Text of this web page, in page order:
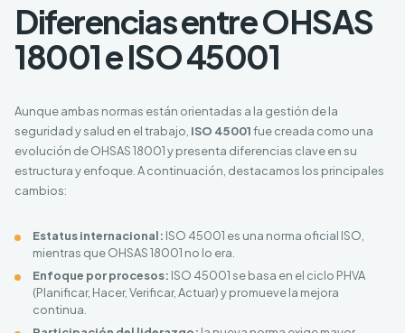
Diferencias entre OHSAS
18001 e ISO 45001
Aunque ambas normas están orientadas a la gestión de la
seguridad y salud en el trabajo, ISO 45001fue creada como una
evolución de OHSAS 18001 y presenta diferencias clave en su
estructura y enfoque. A continuación, destacamos los principales
cambios:
Estatus internacional: ISO 45001 es una norma oficial ISO,
mientras que OHSAS 18001 no lo era.
Enfoque por procesos: ISO 45001 se basa en el ciclo PHVA
(Planificar, Hacer, Verificar, Actuar) y promueve la mejora
continua.